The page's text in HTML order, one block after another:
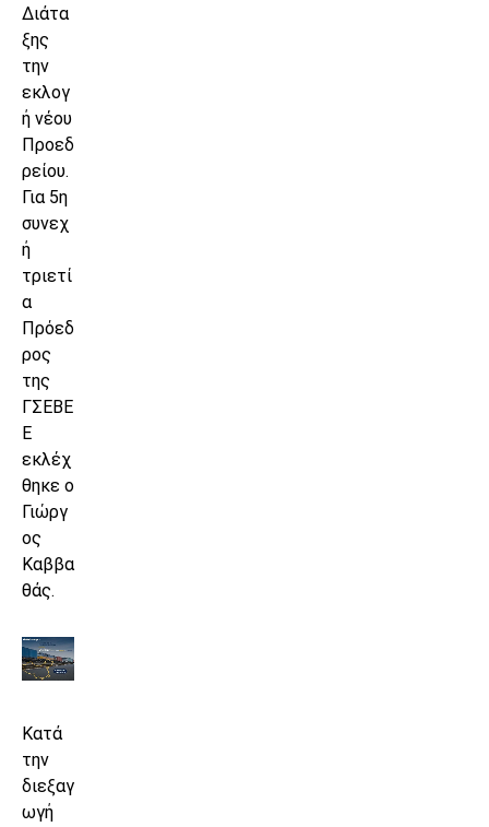
Διάτα
ξης
την
εκλογ
ή νέου
Προεδ
ρείου.
Για 5η
συνεχ
ή
τριετί
α
Πρόεδ
ρος
της
ΓΣΕΒΕ
Ε
εκλέχ
θηκε ο
Γιώργ
ος
Καββα
θάς.
Κατά
την
διεξαγ
ωγή